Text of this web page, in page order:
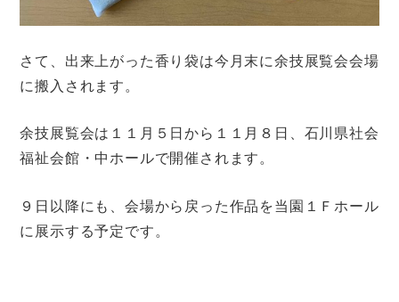
さて、出来上がった香り袋は今月末に余技展覧会会場
に搬入されます。
余技展覧会は１１月５日から１１月８日、石川県社会
福祉会館・中ホールで開催されます。
９日以降にも、会場から戻った作品を当園１Ｆホール
に展示する予定です。